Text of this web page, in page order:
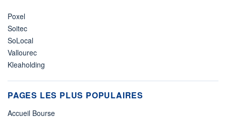
Poxel
Soitec
SoLocal
Vallourec
Kleaholding
PAGES LES PLUS POPULAIRES
Accueil Bourse